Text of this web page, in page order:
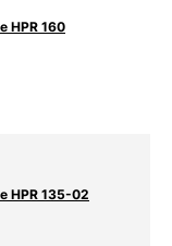
HPR 160
HPR 135-02